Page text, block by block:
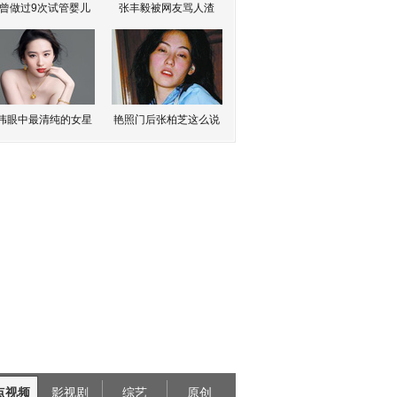
做过9次试管婴儿 张丰毅被网友骂人渣
眼中最清纯的女星 艳照门后张柏芝这么说
视频 影视剧 综艺 原创